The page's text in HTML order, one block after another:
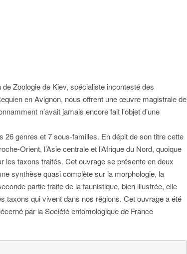
Zoologie de Kiev, spécialiste incontesté des
en Avignon, nous offrent une œuvre magistrale de
n’avait jamais encore fait l’objet d’une
26 genres et 7 sous-familles. En dépit de son titre cette
Orient, l’Asie centrale et l’Afrique du Nord, quoique
les taxons traités. Cet ouvrage se présente en deux
synthèse quasi complète sur la morphologie, la
partie traite de la faunistique, bien illustrée, elle
taxons qui vivent dans nos régions. Cet ouvrage a été
par la Société entomologique de France